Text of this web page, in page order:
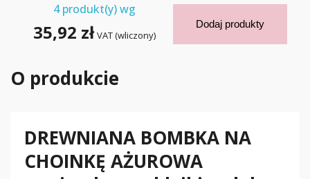
4produkt(y) wg
35,92 zł VAT (wliczony)
Dodaj produkty
O produkcie
DREWNIANA BOMBKA NA
CHOINKĘ AŻUROWA